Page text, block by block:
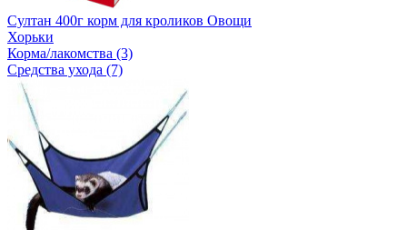
Султан 400г корм для кроликов Овощи
Хорьки
Корма/лакомства (3)
Средства ухода (7)